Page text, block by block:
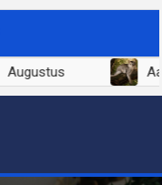
Augustus